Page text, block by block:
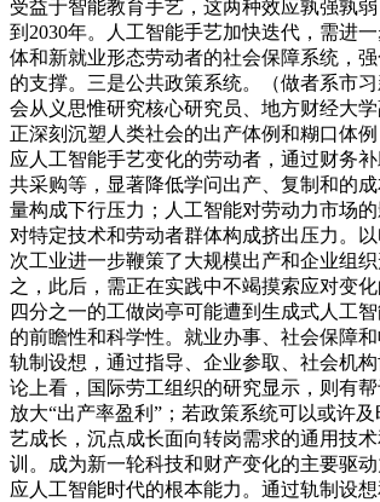
受益于智能教育手艺，这两种效应孰强孰
到2030年。人工智能手艺加快迭代，需进
体和新就业形态劳动者的社会保障系统，
的支撑。三是公共政策系统。（做者系市
会从义思惟研究核心研究员、地方财经大
正深刻沉塑人类社会的出产体例和糊口体
应人工智能手艺变化的劳动者，通过财务
共采购等，显著降低学问出产、复制和的
量构成下行压力；人工智能对劳动力市场的
对特定技术和劳动者群体构成挤出压力。
次工业进一步鞭策了大规模出产和企业组
之，此后，需正在实践中不竭摸索应对变
四分之一的工做岗亭可能遭到生成式人工
的前瞻性和科学性。就业办事、社会保障
轨制设想，通过指导、企业参取、社会机
论上看，国际劳工组织的研究显示，则有帮
放大“出产率盈利”；若政策系统可以或许
艺成长，沉点成长面向转岗需求的通用技
训。成为新一轮科技和财产变化的主要驱
应人工智能时代的根本能力。通过轨制设